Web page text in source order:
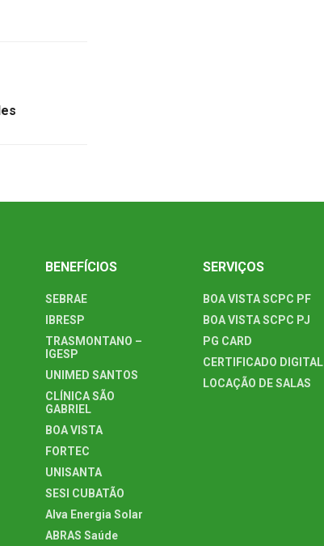
BENEFÍCIOS
SEBRAE
IBRESP
TRASMONTANO –
IGESP
UNIMED SANTOS
CLÍNICA SÃO
GABRIEL
BOA VISTA
FORTEC
UNISANTA
SESI CUBATÃO
Alva Energia Solar
ABRAS Saúde
SERVIÇOS
BOA VISTA SCPC PF
BOA VISTA SCPC PJ
PG CARD
CERTIFICADO DIGITAL
LOCAÇÃO DE SALAS